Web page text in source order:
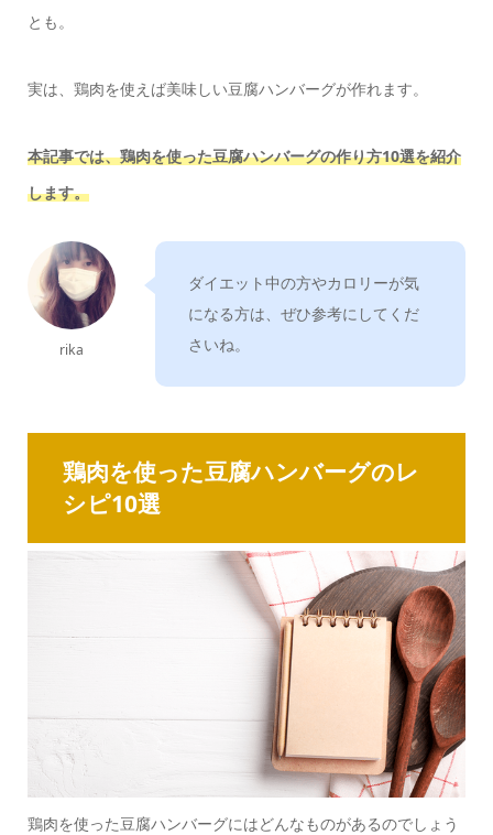
とも。
実は、鶏肉を使えば美味しい豆腐ハンバーグが作れます。
本記事では、鶏肉を使った豆腐ハンバーグの作り方10選を紹介
します。
rika
ダイエット中の方やカロリーが気
になる方は、ぜひ参考にしてくだ
さいね。
鶏肉を使った豆腐ハンバーグのレ
シピ10選
鶏肉を使った豆腐ハンバーグにはどんなものがあるのでしょう